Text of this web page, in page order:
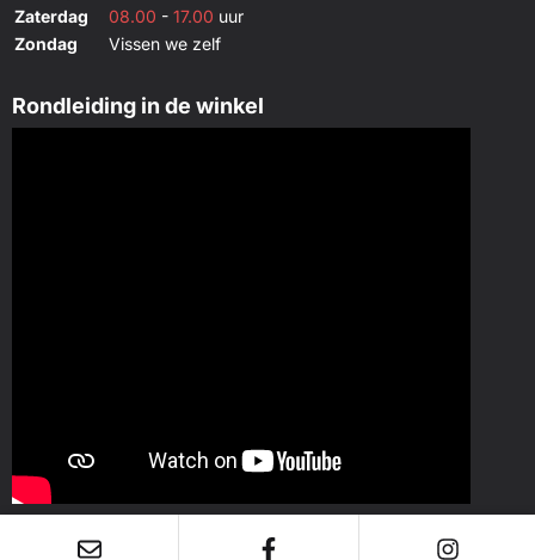
Zaterdag
08.00 - 17.00 uur
Zondag
Vissen we zelf
Rondleiding in de winkel
KvK: 42088769 - Btw: NL869658864B01